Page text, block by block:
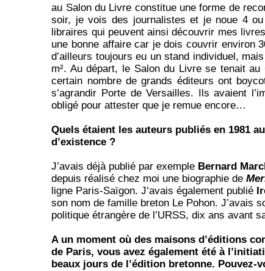
au Salon du Livre constitue une forme de
soir, je vois des journalistes et je noue 4
libraires qui peuvent ainsi découvrir mes
une bonne affaire car je dois couvrir environ
d’ailleurs toujours eu un stand individuel,
m². Au départ, le Salon du Livre se tenait
certain nombre de grands éditeurs ont
s’agrandir Porte de Versailles. Ils avaient
obligé pour attester que je remue encore…
Quels étaient les auteurs publiés en 1981
d’existence ?
J’avais déjà publié par exemple Bernard
depuis réalisé chez moi une biographie de
ligne Paris-Saïgon. J’avais également publié
son nom de famille breton Le Pohon. J’avais
politique étrangère de l’URSS, dix ans avant
A un moment où des maisons d’éditions
de Paris, vous avez également été à
beaux jours de l’édition bretonne. Pouvez-